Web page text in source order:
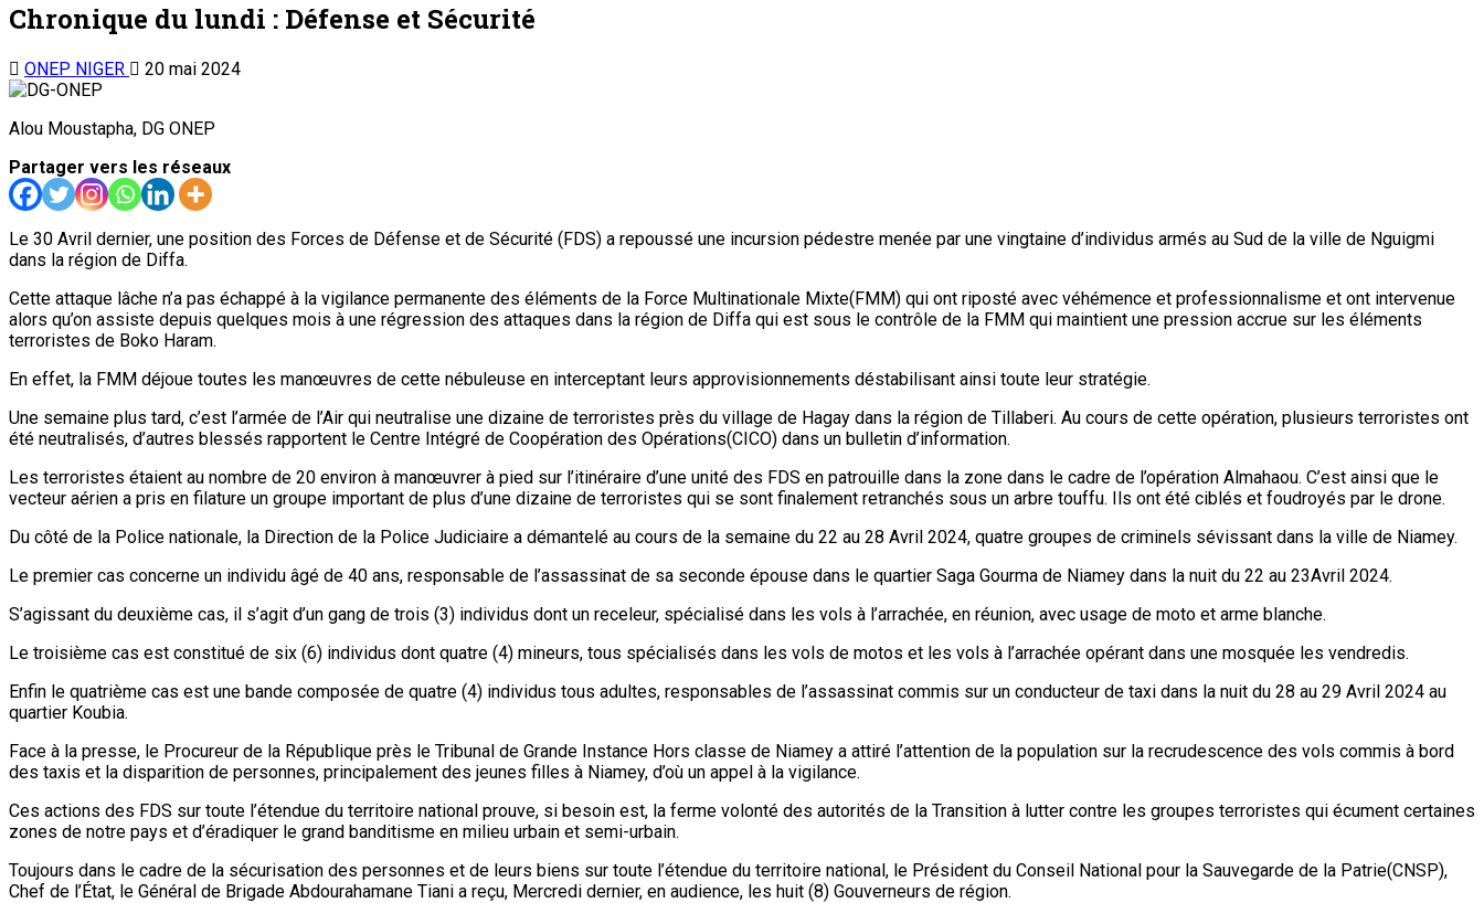
Chronique du lundi : Défense et Sécurité
ONEP NIGER 20 mai 2024
Alou Moustapha, DG ONEP
Partager vers les réseaux
Le 30 Avril dernier, une position des Forces de Défense et de Sécurité (FDS) a repoussé une incursion pédestre menée par une vingtaine d’individus armés au Sud de la ville de Nguigmi
dans la région de Diffa.
Cette attaque lâche n’a pas échappé à la vigilance permanente des éléments de la Force Multinationale Mixte(FMM) qui ont riposté avec véhémence et professionnalisme et ont intervenue
alors qu’on assiste depuis quelques mois à une régression des attaques dans la région de Diffa qui est sous le contrôle de la FMM qui maintient une pression accrue sur les éléments
terroristes de Boko Haram.
En effet, la FMM déjoue toutes les manœuvres de cette nébuleuse en interceptant leurs approvisionnements déstabilisant ainsi toute leur stratégie.
Une semaine plus tard, c’est l’armée de l’Air qui neutralise une dizaine de terroristes près du village de Hagay dans la région de Tillaberi. Au cours de cette opération, plusieurs terroristes ont
été neutralisés, d’autres blessés rapportent le Centre Intégré de Coopération des Opérations(CICO) dans un bulletin d’information.
Les terroristes étaient au nombre de 20 environ à manœuvrer à pied sur l’itinéraire d’une unité des FDS en patrouille dans la zone dans le cadre de l’opération Almahaou. C’est ainsi que le
vecteur aérien a pris en filature un groupe important de plus d’une dizaine de terroristes qui se sont finalement retranchés sous un arbre touffu. Ils ont été ciblés et foudroyés par le drone.
Du côté de la Police nationale, la Direction de la Police Judiciaire a démantelé au cours de la semaine du 22 au 28 Avril 2024, quatre groupes de criminels sévissant dans la ville de Niamey.
Le premier cas concerne un individu âgé de 40 ans, responsable de l’assassinat de sa seconde épouse dans le quartier Saga Gourma de Niamey dans la nuit du 22 au 23Avril 2024.
S’agissant du deuxième cas, il s’agit d’un gang de trois (3) individus dont un receleur, spécialisé dans les vols à l’arrachée, en réunion, avec usage de moto et arme blanche.
Le troisième cas est constitué de six (6) individus dont quatre (4) mineurs, tous spécialisés dans les vols de motos et les vols à l’arrachée opérant dans une mosquée les vendredis.
Enfin le quatrième cas est une bande composée de quatre (4) individus tous adultes, responsables de l’assassinat commis sur un conducteur de taxi dans la nuit du 28 au 29 Avril 2024 au
quartier Koubia.
Face à la presse, le Procureur de la République près le Tribunal de Grande Instance Hors classe de Niamey a attiré l’attention de la population sur la recrudescence des vols commis à bord
des taxis et la disparition de personnes, principalement des jeunes filles à Niamey, d’où un appel à la vigilance.
Ces actions des FDS sur toute l’étendue du territoire national prouve, si besoin est, la ferme volonté des autorités de la Transition à lutter contre les groupes terroristes qui écument certaines
zones de notre pays et d’éradiquer le grand banditisme en milieu urbain et semi-urbain.
Toujours dans le cadre de la sécurisation des personnes et de leurs biens sur toute l’étendue du territoire national, le Président du Conseil National pour la Sauvegarde de la Patrie(CNSP),
Chef de l’État, le Général de Brigade Abdourahamane Tiani a reçu, Mercredi dernier, en audience, les huit (8) Gouverneurs de région.